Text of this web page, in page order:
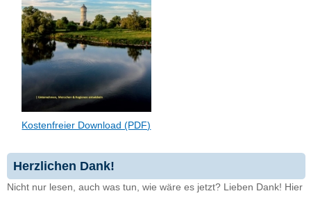
Kostenfreier Download (PDF)
Herzlichen Dank!
Nicht nur lesen, auch was tun, wie wäre es jetzt? Lieben Dank! Hier